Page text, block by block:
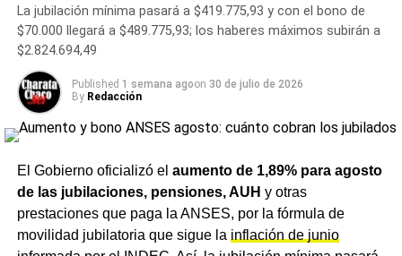
local se destruye por ambos extremos: la materia prima
no se consume porque la prenda terminada llega de
afuera a precios inalcanzables.
«La existencia de un patrón recurrente de importaciones
a precios llamativamente bajos demanda acciones que
eviten distorsiones en las condiciones de competencia.
situaciones», señaló Celina Pena, gerenta general de
El golpe al empleo: 20.000
La jubilación mínima pasará a $419.775,93 y con el bono de
$70.000 llegará a $489.775,93; los haberes máximos subirán a
$2.824.694,49
Published 1 semana agoon 30 de julio de 2026
By Redacción
El Gobierno oficializó el aumento de 1,89% para agosto
de las jubilaciones, pensiones, AUH y otras
prestaciones que paga la ANSES, por la fórmula de
movilidad jubilatoria que sigue la inflación de junio